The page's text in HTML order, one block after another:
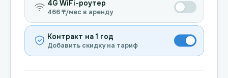
4G WiFi-роутер
466 ₸/мес в аренду
Контракт на 1 год
Добавить скидку на тариф